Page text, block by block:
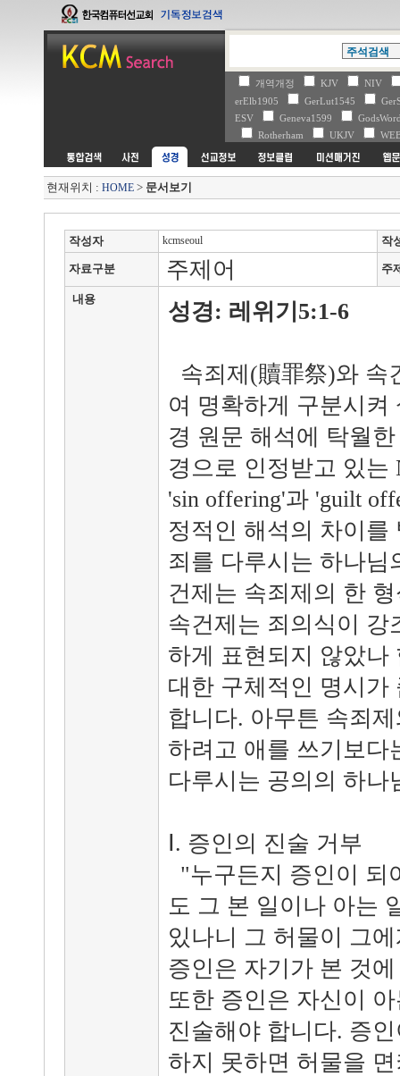
개역개정 KJV
NIV
erElb1905
GerLut1545
ESV
Geneva1599
Rotherham
UKJV
현재위치 : HOME > 문서보기
작성자 kcmseoul 작
자료구분 주제어 주
내용 성경: 레위기5:1-
속죄제(贖罪祭)와 속
여 명확하게 구분시켜
경 원문 해석에 탁월
경으로 인정받고 있
'sin offering'과 'guilt
정적인 해석의 차이를
죄를 다루시는 하나님
건제는 속죄제의 한
속건제는 죄의식이 강
하게 표현되지 않았나
대한 구체적인 명시가
합니다. 아무튼 속죄
하려고 애를 쓰기보다
다루시는 공의의 하나
Ⅰ. 증인의 진술 거부
"누구든지 증인이 되
도 그 본 일이나 아는
있나니 그 허물이 그
증인은 자기가 본 것
또한 증인은 자신이
진술해야 합니다. 증
하지 못하면 허물을